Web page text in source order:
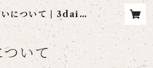
いについて | 3daime
いて